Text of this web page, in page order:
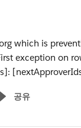
which is
exception on
공유
menu